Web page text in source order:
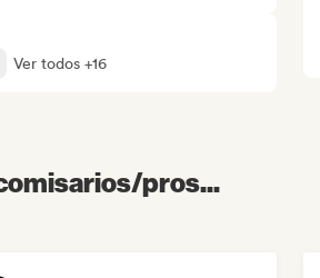
Ver todos +16
pros...